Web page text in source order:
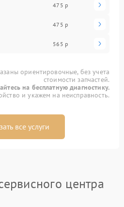
475 р
475 р
565 р
ориентировочные, без учета
стоимости запчастей.
на бесплатную диагностику.
и укажем на неисправность.
все услуги
центра